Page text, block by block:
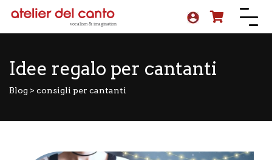
Idee regalo per cantanti
Blog > consigli per cantanti